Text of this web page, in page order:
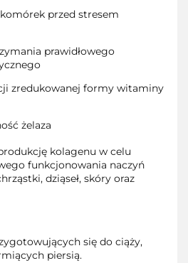
przed stresem
prawidłowego
zredukowanej formy witaminy
żelaza
kolagenu w celu
funkcjonowania naczyń
dziąseł, skóry oraz
się do ciąży,
piersią.